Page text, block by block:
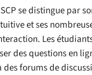
se distingue par
et ses
Les
des questions en
forums de